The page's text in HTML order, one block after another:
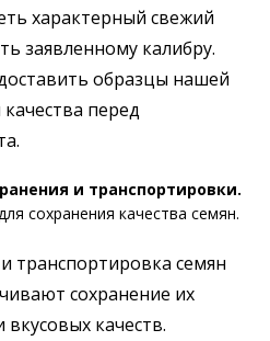
характерный свежий
заявленному калибру.
образцы нашей
перед
и транспортировки.
сохранения качества семян.
транспортировка семян
сохранение их
качеств.